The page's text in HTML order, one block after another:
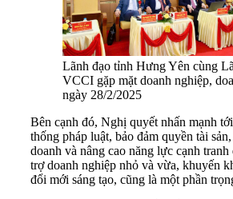
Lãnh đạo tỉnh Hưng Yên cùng
VCCI gặp mặt doanh nghiệp,
ngày 28/2/2025
Bên cạnh đó, Nghị quyết nhấn mạnh
thống pháp luật, bảo đảm quyền tài
doanh và nâng cao năng lực cạnh
trợ doanh nghiệp nhỏ và vừa, khuyến
đổi mới sáng tạo, cũng là một phần